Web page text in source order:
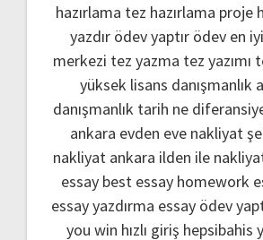
hazırlama tez hazırlama proje
yazdır ödev yaptır ödev en
merkezi tez yazma tez yazımı
yüksek lisans danışmanlık
danışmanlık tarih ne
ankara evden eve nakliyat
nakliyat ankara ilden ile
essay best essay homework
essay yazdırma essay ödev
you win hızlı giriş hepsibahis